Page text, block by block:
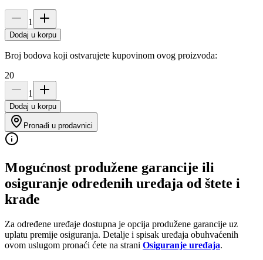
1
Dodaj u korpu
Broj bodova koji ostvarujete kupovinom ovog proizvoda:
20
1
Dodaj u korpu
Pronađi u prodavnici
Mogućnost produžene garancije ili
osiguranje određenih uređaja od štete i
krađe
Za određene uređaje dostupna je opcija produžene garancije uz
uplatu premije osiguranja. Detalje i spisak uređaja obuhvaćenih
ovom uslugom pronaći ćete na strani Osiguranje uređaja.